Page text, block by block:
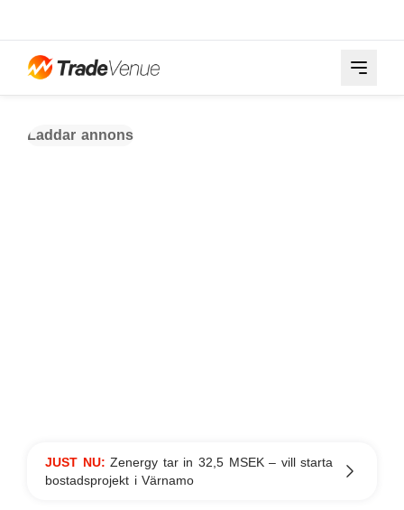
Laddar annons
JUST NU:Zenergy tar in 32,5 MSEK – vill starta
bostadsprojekt i Värnamo